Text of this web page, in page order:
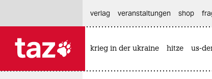
verlag
veranstaltungen shop
krieg in der ukraine hitze us-